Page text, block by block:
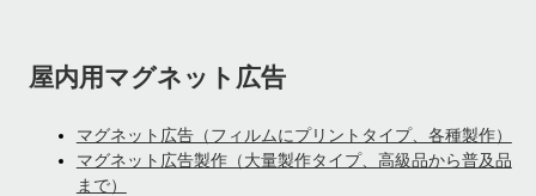
屋内用マグネット広告
マグネット広告（フィルムにプリントタイプ、各種製作）
マグネット広告製作（大量製作タイプ、高級品から普及品
まで）